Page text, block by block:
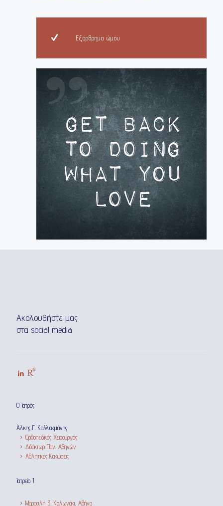
Εξάρθρημα ώμου
Ακολουθήστε μας
στα social media
Ο Ιατρός
Άλκης Γ. Καλλιακμάνης
Ορθοπεδικός Χειρουργός
Διδάκτωρ Παν. Αθηνών
Αθλητικές Κακώσεις
Ιατρείο 1
Μαρασλή 3, Κολωνάκι, Αθήνα